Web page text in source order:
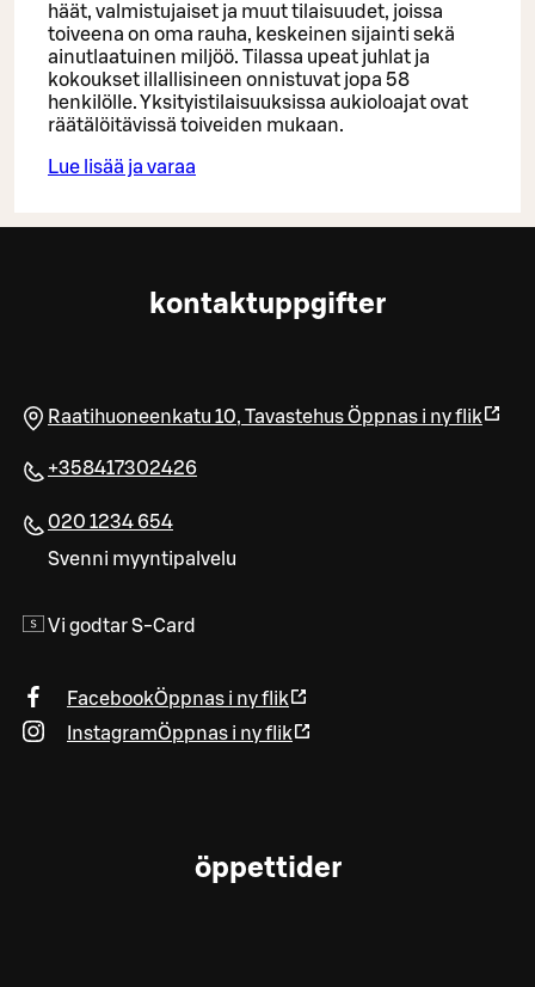
häät, valmistujaiset ja muut tilaisuudet, joissa
toiveena on oma rauha, keskeinen sijainti sekä
ainutlaatuinen miljöö. Tilassa upeat juhlat ja
kokoukset illallisineen onnistuvat jopa 58
henkilölle. Yksityistilaisuuksissa aukioloajat ovat
räätälöitävissä toiveiden mukaan.
Lue lisää ja varaa
kontaktuppgifter
Raatihuoneenkatu 10, TavastehusÖppnas i ny flik
+358417302426
020 1234 654
Svenni myyntipalvelu
Vi godtar S-Card
FacebookÖppnas i ny flik
InstagramÖppnas i ny flik
öppettider